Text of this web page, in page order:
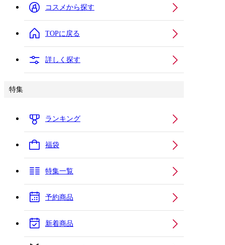
コスメから探す
TOPに戻る
詳しく探す
特集
ランキング
福袋
特集一覧
予約商品
新着商品